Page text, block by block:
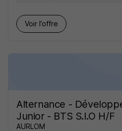
Voir l’offre
Alternance -
Junior - BTS S.I.O H/F
AURLOM